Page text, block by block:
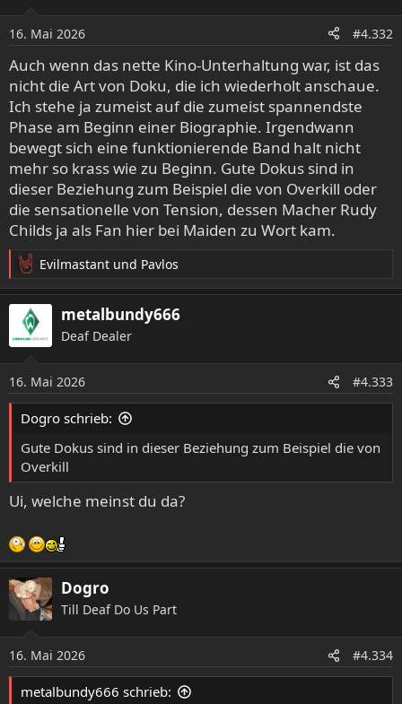
n
e
n
:
16. Mai 2026 #4.332
Auch wenn das nette Kino-Unterhaltung war, ist das
nicht die Art von Doku, die ich wiederholt anschaue.
Ich stehe ja zumeist auf die zumeist spannendste
Phase am Beginn einer Biographie. Irgendwann
bewegt sich eine funktionierende Band halt nicht
mehr so krass wie zu Beginn. Gute Dokus sind in
dieser Beziehung zum Beispiel die von Overkill oder
die sensationelle von Tension, dessen Macher Rudy
Childs ja als Fan hier bei Maiden zu Wort kam.
R
e
a
t
n
e
n
Evilmastant und Pavlos
metalbundy666
Deaf Dealer
16. Mai 2026 #4.333
Dogro schrieb:
Gute Dokus sind in dieser Beziehung zum Beispiel die von
Overkill
Ui, welche meinst du da?
Dogro
Till Deaf Do Us Part
16. Mai 2026 #4.334
metalbundy666 schrieb: